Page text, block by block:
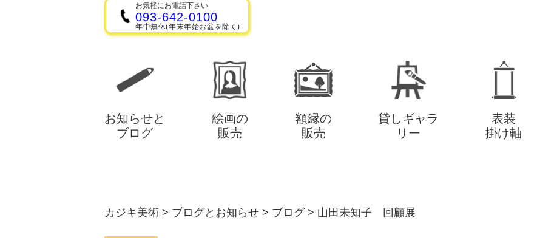
お気軽にお電話下さい
093-642-0100
年中無休(年末年始お盆を除く)
お知らせと
ブログ
絵画の
販売
額縁の
販売
貸しギャラ
リー
表装
掛け軸
カジキ美術 > ブログとお知らせ > ブログ> 山田未知子 回顧展